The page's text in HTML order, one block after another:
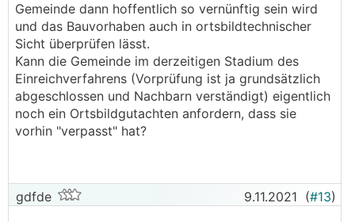
Gemeinde dann hoffentlich so vernünftig sein wird
und das Bauvorhaben auch in ortsbildtechnischer
Sicht überprüfen lässt.
Kann die Gemeinde im derzeitigen Stadium des
Einreichverfahrens (Vorprüfung ist ja grundsätzlich
abgeschlossen und Nachbarn verständigt) eigentlich
noch ein Ortsbildgutachten anfordern, dass sie
vorhin "verpasst" hat?
gdfde 9.11.2021 (#13)